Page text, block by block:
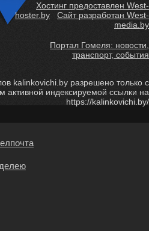
Хостинг предоставлен West-
hoster.by
Сайт разработан West-
media.by
Портал Гомеля: новости,
транспорт, события
kalinkovichi.by разрешено только с
активной индексируемой ссылки на
https://kalinkovichi.by/